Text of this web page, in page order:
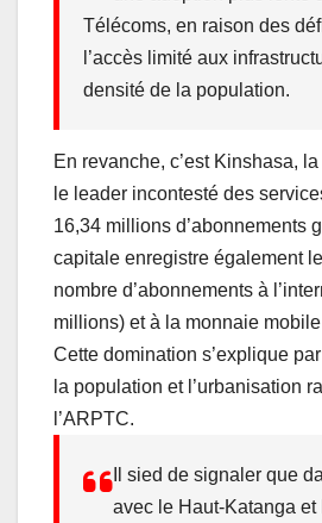
Télécoms, en raison des
l’accès limité aux
densité de la population.
En revanche, c’est Kinshasa,
le leader incontesté des
16,34 millions d’abonnements
capitale enregistre également
nombre d’abonnements à
millions) et à la monnaie
Cette domination s’explique
la population et l’urbanisation
l’ARPTC.
Il sied de signaler que
avec le Haut-Katanga